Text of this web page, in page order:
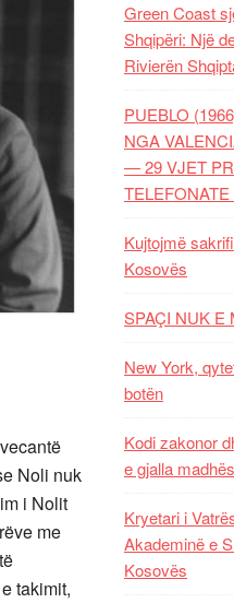
Noli nuk
i Nolit
me
takimit,
Green Coast
Shqipëri: Një
Rivierën
PUEBLO
NGA
— 29 VJET
Kujtojmë
Kosovës
SPAÇI NUK E
New York,
botën
Kodi zakonor
e gjalla
Kryetari i
Akademinë e
Kosovës